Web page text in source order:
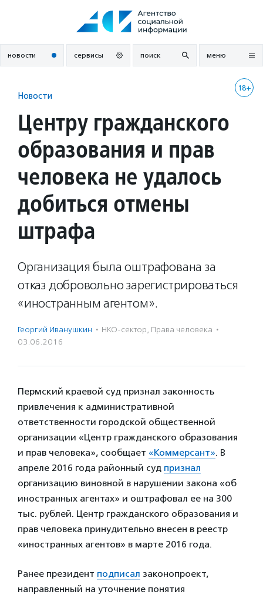
новости сервисы поиск меню
18+
Новости
Центру гражданского
образования и прав
человека не удалось
добиться отмены
штрафа
Организация была оштрафована за
отказ добровольно зарегистрироваться
«иностранным агентом».
Георгий Иванушкин · НКО-сектор, Права человека ·
03.06.2016
Пермский краевой суд признал законность
привлечения к административной
ответственности городской общественной
организации «Центр гражданского образования
и прав человека», сообщает «Коммерсант». В
апреле 2016 года районный суд признал
организацию виновной в нарушении закона «об
иностранных агентах» и оштрафовал ее на 300
тыс. рублей. Центр гражданского образования и
прав человека принудительно внесен в реестр
«иностранных агентов» в марте 2016 года.
Ранее президент подписал законопроект,
направленный на уточнение понятия